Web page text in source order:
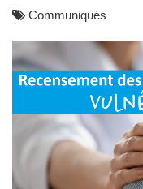
Communiqués